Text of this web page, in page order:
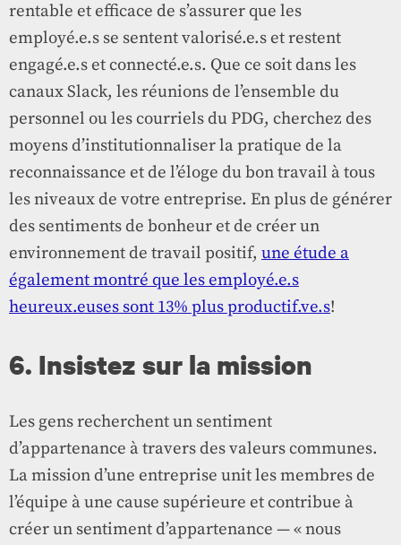
rentable et efficace de s’assurer que les
employé.e.s se sentent valorisé.e.s et restent
engagé.e.s et connecté.e.s. Que ce soit dans les
canaux Slack, les réunions de l’ensemble du
personnel ou les courriels du PDG, cherchez des
moyens d’institutionnaliser la pratique de la
reconnaissance et de l’éloge du bon travail à tous
les niveaux de votre entreprise. En plus de générer
des sentiments de bonheur et de créer un
environnement de travail positif, une étude a
également montré que les employé.e.s
heureux.euses sont 13% plus productif.ve.s!
6. Insistez sur la mission
Les gens recherchent un sentiment
d’appartenance à travers des valeurs communes.
La mission d’une entreprise unit les membres de
l’équipe à une cause supérieure et contribue à
créer un sentiment d’appartenance — « nous